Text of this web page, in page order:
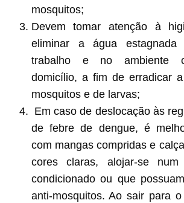
mosquitos;
Devem tomar atenção à
eliminar a água
trabalho e no ambiente
domicílio, a fim de erradicar
mosquitos e de larvas;
Em caso de deslocação às
de febre de dengue, é
com mangas compridas e
cores claras, alojar-se
condicionado ou que
anti-mosquitos. Ao sair para